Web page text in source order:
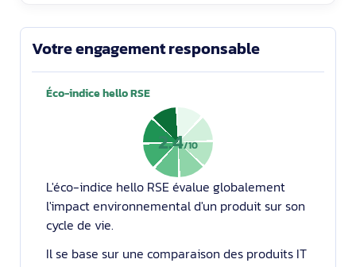
Votre engagement responsable
Éco-indice hello RSE
2.4/10
L'éco-indice hello RSE évalue globalement
l'impact environnemental d'un produit sur son
cycle de vie.
Il se base sur une comparaison des produits IT